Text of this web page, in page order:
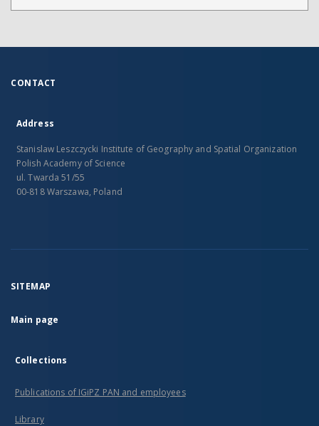
CONTACT
Address
Stanislaw Leszczycki Institute of Geography and Spatial Organization
Polish Academy of Science
ul. Twarda 51/55
00-818 Warszawa, Poland
SITEMAP
Main page
Collections
Publications of IGiPZ PAN and employees
Library